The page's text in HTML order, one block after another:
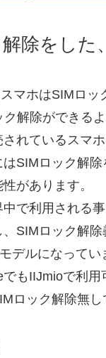
除をし
マホはSIMロ
解除ができる
れているスマ
SIMロック解
があります。
で利用される
SIMロック解
デルになって
もIIJmioで利用
ロック解除無し